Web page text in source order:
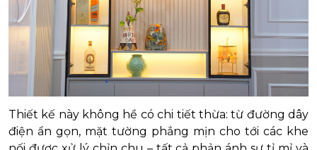
Thiết kế này không hề có chi tiết thừa: từ đường dây
điện ẩn gọn, mặt tường phẳng mịn cho tới các khe